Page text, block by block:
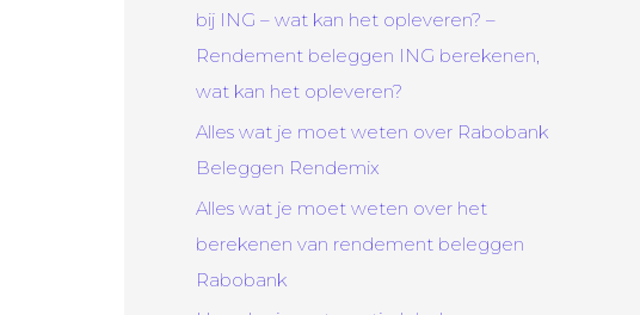
bij ING – wat kan het opleveren? –
Rendement beleggen ING berekenen,
wat kan het opleveren?
Alles wat je moet weten over Rabobank
Beleggen Rendemix
Alles wat je moet weten over het
berekenen van rendement beleggen
Rabobank